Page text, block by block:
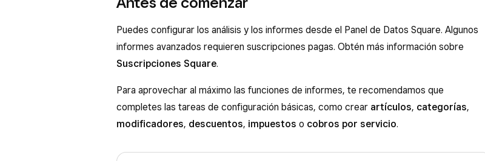
Puedes configurar los análisis y los informes desde el Panel de Datos Square. Algunos
informes avanzados requieren suscripciones pagas. Obtén más información sobre
Suscripciones Square.
Para aprovechar al máximo las funciones de informes, te recomendamos que
completes las tareas de configuración básicas, como crear artículos, categorías,
modificadores, descuentos, impuestos o cobros por servicio.